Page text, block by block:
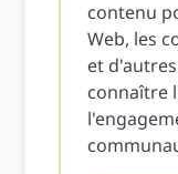
contenu
Web, les
et
connaître